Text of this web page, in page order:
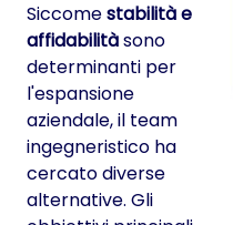
Siccomestabilità e
affidabilitàsono
determinanti per
l'espansione
aziendale, il team
ingegneristico ha
cercato diverse
alternative. Gli